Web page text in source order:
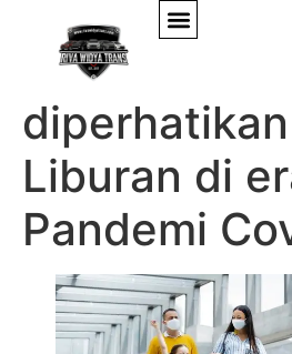
Ini Yang
Liburan di
Pandemi